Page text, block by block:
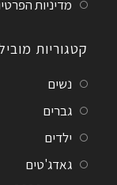
מדיניות
קטגוריות
נשים
גברים
ילדים
גאדג'טים